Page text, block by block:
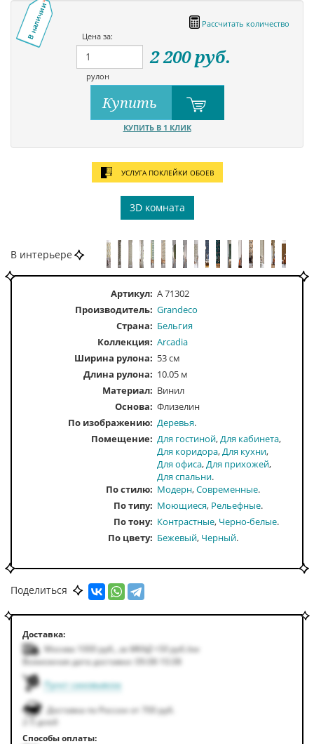
В наличии
Рассчитать количество
Цена за:
рулон
2 200руб.
Купить
КУПИТЬ В 1 КЛИК
УСЛУГА ПОКЛЕЙКИ ОБОЕВ
3D комната
В интерьере
Артикул: A 71302
Производитель: Grandeco
Страна: Бельгия
Коллекция: Arcadia
Ширина рулона: 53 см
Длина рулона: 10.05 м
Материал: Винил
Основа: Флизелин
По изображению Деревья
Помещение Для гостиной Для кабинета
Для коридора Для кухни
Для офиса Для прихожей
Для спальни
По стилю
Модерн Современные
По типу
Моющиеся Рельефные
По тону
Контрастные Черно-белые
По цвету
Бежевый Черный
Поделиться
Доставка:
Москва 1000руб. за МКАД +50руб. /км
Возможная дата доставки: 09.08-10.08
Пункт самовывоза
Доставка по России от 700 руб.
2-5 дней
Способы оплаты: